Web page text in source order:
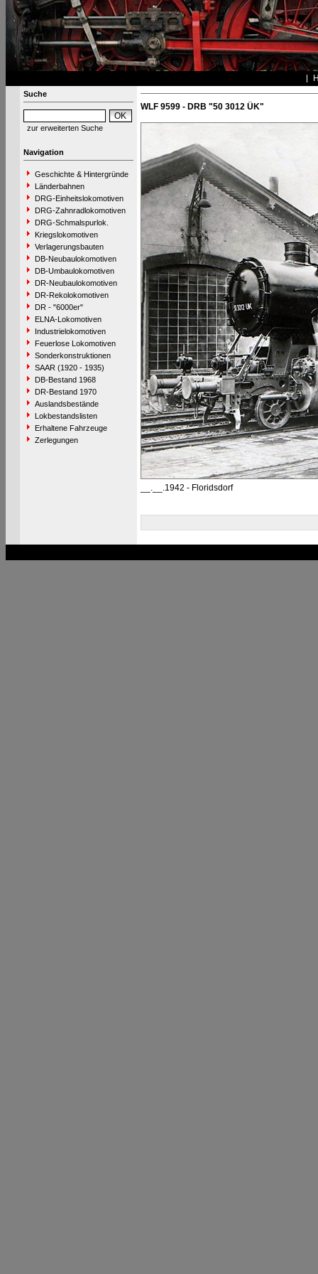
Suche
zur erweiterten Suche
Navigation
Geschichte & Hintergründe
Länderbahnen
DRG-Einheitslokomotiven
DRG-Zahnradlokomotiven
DRG-Schmalspurlok.
Kriegslokomotiven
Verlagerungsbauten
DB-Neubaulokomotiven
DB-Umbaulokomotiven
DR-Neubaulokomotiven
DR-Rekolokomotiven
DR - "6000er"
ELNA-Lokomotiven
Industrielokomotiven
Feuerlose Lokomotiven
Sonderkonstruktionen
SAAR (1920 - 1935)
DB-Bestand 1968
DR-Bestand 1970
Auslandsbestände
Lokbestandslisten
Erhaltene Fahrzeuge
Zerlegungen
WLF 9599 - DRB "50 3012 ÜK"
__.__.1942 - Floridsdorf